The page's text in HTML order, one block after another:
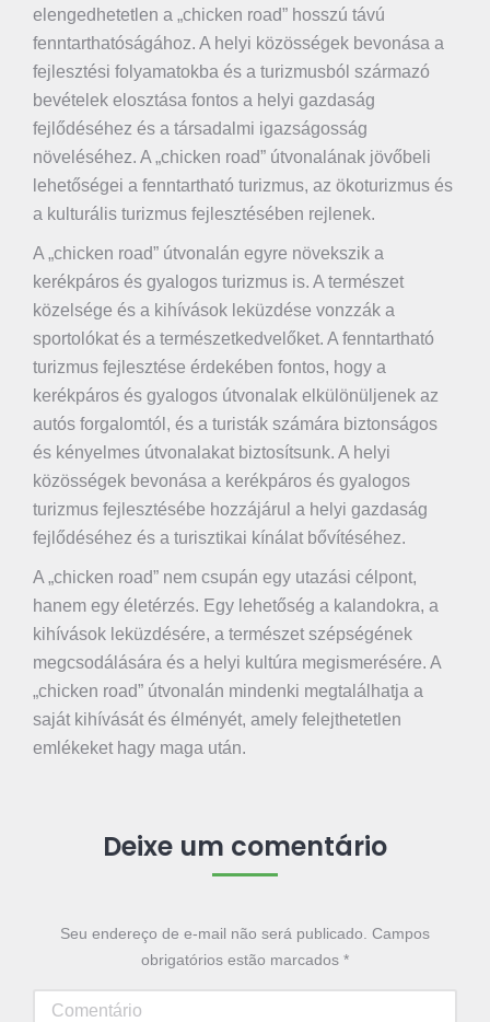
elengedhetetlen a „chicken road” hosszú távú
fenntarthatóságához. A helyi közösségek bevonása a
fejlesztési folyamatokba és a turizmusból származó
bevételek elosztása fontos a helyi gazdaság
fejlődéséhez és a társadalmi igazságosság
növeléséhez. A „chicken road” útvonalának jövőbeli
lehetőségei a fenntartható turizmus, az ökoturizmus és
a kulturális turizmus fejlesztésében rejlenek.
A „chicken road” útvonalán egyre növekszik a
kerékpáros és gyalogos turizmus is. A természet
közelsége és a kihívások leküzdése vonzzák a
sportolókat és a természetkedvelőket. A fenntartható
turizmus fejlesztése érdekében fontos, hogy a
kerékpáros és gyalogos útvonalak elkülönüljenek az
autós forgalomtól, és a turisták számára biztonságos
és kényelmes útvonalakat biztosítsunk. A helyi
közösségek bevonása a kerékpáros és gyalogos
turizmus fejlesztésébe hozzájárul a helyi gazdaság
fejlődéséhez és a turisztikai kínálat bővítéséhez.
A „chicken road” nem csupán egy utazási célpont,
hanem egy életérzés. Egy lehetőség a kalandokra, a
kihívások leküzdésére, a természet szépségének
megcsodálására és a helyi kultúra megismerésére. A
„chicken road” útvonalán mindenki megtalálhatja a
saját kihívását és élményét, amely felejthetetlen
emlékeket hagy maga után.
Deixe um comentário
Seu endereço de e-mail não será publicado. Campos
obrigatórios estão marcados *
Comentário